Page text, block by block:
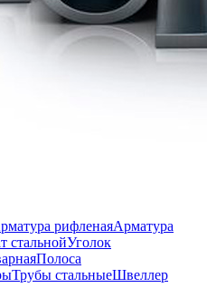
рифленаяАрматура
стальнойУголок
Полоса
Трубы стальныеШвеллер